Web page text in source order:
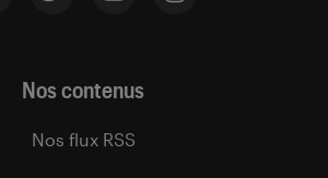
Nos contenus
Nos flux RSS